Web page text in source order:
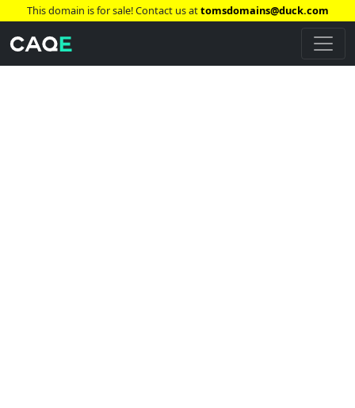
This domain is for sale! Contact us attomsdomains@duck.com